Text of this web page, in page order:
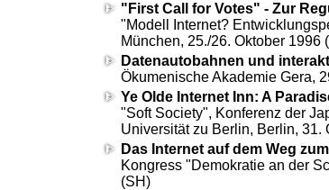
"First Call for Votes" - Zur
"Modell Internet?
München, 25./26. Oktober 1996
Datenautobahnen und
Ökumenische Akademie Gera,
Ye Olde Internet Inn: A
"Soft Society", Konferenz der
Universität zu Berlin, Berlin, 31.
Das Internet auf dem Weg
Kongress "Demokratie an der
(SH)